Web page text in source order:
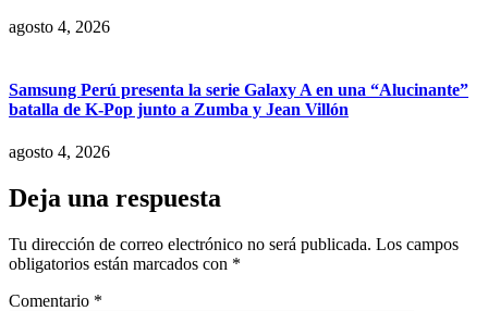
agosto 4, 2026
Samsung Perú presenta la serie Galaxy A en una “Alucinante”
batalla de K-Pop junto a Zumba y Jean Villón
agosto 4, 2026
Deja una respuesta
Tu dirección de correo electrónico no será publicada. Los campos
obligatorios están marcados con *
Comentario *